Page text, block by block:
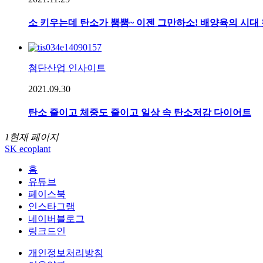
소 키우는데 탄소가 뿜뿜~ 이젠 그만하소! 배양육의 시대
첨단산업 인사이트
2021.09.30
탄소 줄이고 체중도 줄이고 일상 속 탄소저감 다이어트
1 현재 페이지
SK ecoplant
홈
유튜브
페이스북
인스타그램
네이버블로그
링크드인
개인정보처리방침